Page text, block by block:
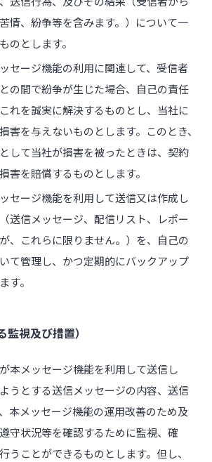
情、紛争等を含みます。）について一
のとします。
セージ機能の利用に関連して、受信者
の間で紛争が生じた場合、自己の責任
れを誠実に解決するものとし、当社に
害を与えないものとします。このとき、
して当社が損害を被ったときは、契約
害を賠償するものとします。
セージ機能を利用して送信又は作成し
送信メッセージ、配信リスト、レポー
、これらに限りません。）を、自己の
て管理し、かつ定期的にバックアップ
す。
視及び措置）
本メッセージ機能を利用して送信し
うとする送信メッセージの内容、送信
本メッセージ機能の運用改善のため及
守状況等を確認するために監視、確
うことができるものとします。但し、